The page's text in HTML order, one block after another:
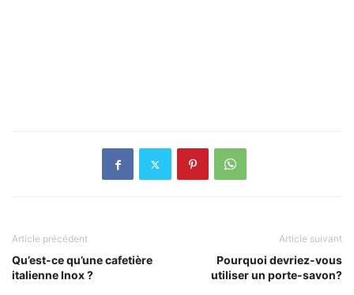
Article précédent
Qu’est-ce qu’une cafetière
italienne Inox ?
Article suivant
Pourquoi devriez-vous
utiliser un porte-savon?